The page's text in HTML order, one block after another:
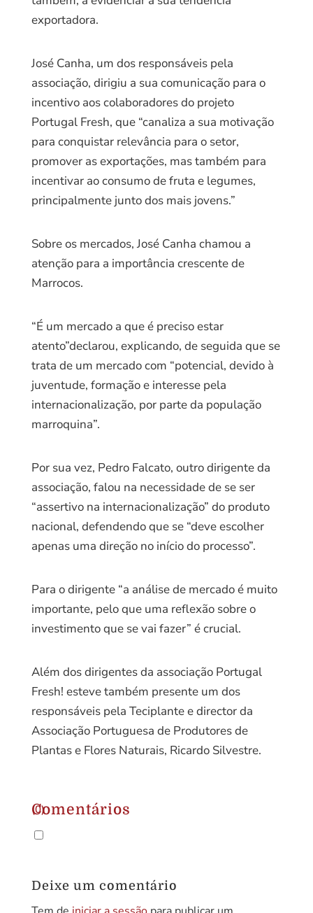
exportadora.
José Canha, um dos responsáveis pela
associação, dirigiu a sua comunicação para o
incentivo aos colaboradores do projeto
Portugal Fresh, que “canaliza a sua motivação
para conquistar relevância para o setor,
promover as exportações, mas também para
incentivar ao consumo de fruta e legumes,
principalmente junto dos mais jovens.”
Sobre os mercados, José Canha chamou a
atenção para a importância crescente de
Marrocos.
“É um mercado a que é preciso estar
atento”declarou, explicando, de seguida que se
trata de um mercado com “potencial, devido à
juventude, formação e interesse pela
internacionalização, por parte da população
marroquina”.
Por sua vez, Pedro Falcato, outro dirigente da
associação, falou na necessidade de se ser
“assertivo na internacionalização” do produto
nacional, defendendo que se “deve escolher
apenas uma direção no início do processo”.
Para o dirigente “a análise de mercado é muito
importante, pelo que uma reflexão sobre o
investimento que se vai fazer” é crucial.
Além dos dirigentes da associação Portugal
Fresh! esteve também presente um dos
responsáveis pela Teciplante e director da
Associação Portuguesa de Produtores de
Plantas e Flores Naturais, Ricardo Silvestre.
(0)
Comentários
Deixe um comentário